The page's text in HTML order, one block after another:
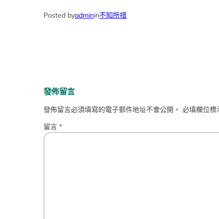
Posted byadminin不知所措
發佈留言
發佈留言必須填寫的電子郵件地址不會公開。 必填欄位
留言 *